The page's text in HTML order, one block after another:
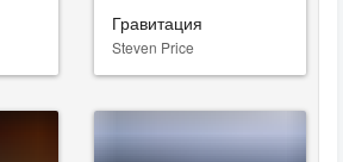
Гравитация
Steven Price